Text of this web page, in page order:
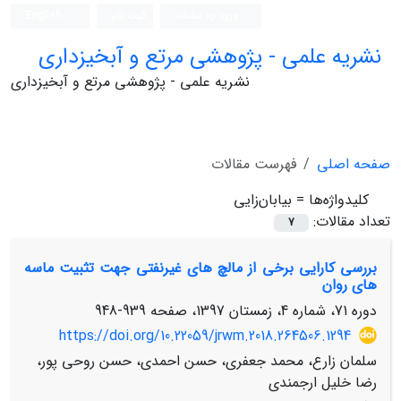
نشریه علمی - پژوهشی مرتع و آبخیزداری
نشریه علمی - پژوهشی مرتع و آبخیزداری
صفحه اصلی
فهرست مقالات
کلیدواژه‌ها = بیابان‌زایی
تعداد مقالات:
7
بررسی کارایی برخی از مالچ های غیرنفتی جهت تثبیت ماسه
های روان
دوره 71، شماره 4، زمستان 1397، صفحه
939-948
https://doi.org/10.22059/jrwm.2018.264506.1294
سلمان زارع، محمد جعفری، حسن احمدی، حسن روحی پور،
رضا خلیل ارجمندی